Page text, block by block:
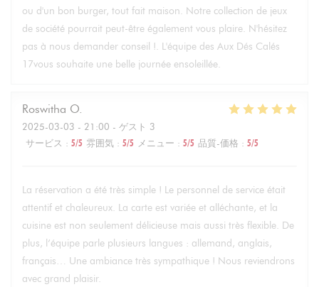
ou d'un bon burger, tout fait maison. Notre collection de jeux
de société pourrait peut-être également vous plaire. N'hésitez
pas à nous demander conseil !. L'équipe des Aux Dés Calés
17vous souhaite une belle journée ensoleillée.
Roswitha O
2025-03-03 - 21:00 - ゲスト 3
サービス : 5/5 雰囲気 : 5/5 メニュー : 5/5 品質-価格 : 5/5
La réservation a été très simple ! Le personnel de service était
attentif et chaleureux. La carte est variée et alléchante, et la
cuisine est non seulement délicieuse mais aussi très flexible. De
plus, l’équipe parle plusieurs langues : allemand, anglais,
français… Une ambiance très sympathique ! Nous reviendrons
avec grand plaisir.